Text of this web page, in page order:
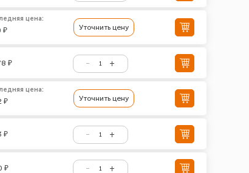
цена:
₽ Уточнить цену
₽
цена:
₽ Уточнить цену
₽
₽